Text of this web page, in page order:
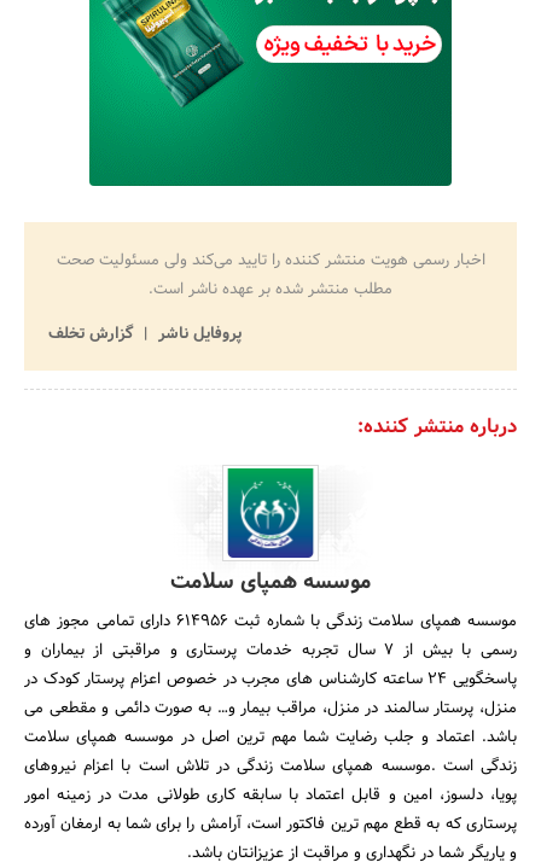
اخبار رسمی هویت منتشر کننده را تایید می‌کند ولی مسئولیت صحت
مطلب منتشر شده بر عهده ناشر است.
پروفایل ناشر
گزارش تخلف
درباره منتشر کننده:
موسسه همپای سلامت
موسسه همپای سلامت زندگی با شماره ثبت ۶۱۴۹۵۶ دارای تمامی مجوز های
رسمی با بیش از ۷ سال تجربه خدمات پرستاری و مراقبتی از بیماران و
پاسخگویی ۲۴ ساعته کارشناس های مجرب در خصوص اعزام پرستار کودک در
منزل، پرستار سالمند در منزل، مراقب بیمار و… به صورت دائمی و مقطعی می
باشد. اعتماد و جلب رضایت شما مهم ترین اصل در موسسه همپای سلامت
زندگی است .موسسه همپای سلامت زندگی در تلاش است با اعزام نیروهای
پویا، دلسوز، امین و قابل اعتماد با سابقه کاری طولانی مدت در زمینه امور
پرستاری که به قطع مهم ترین فاکتور است، آرامش را برای شما به ارمغان آورده
و یاریگر شما در نگهداری و مراقبت از عزیزانتان باشد.